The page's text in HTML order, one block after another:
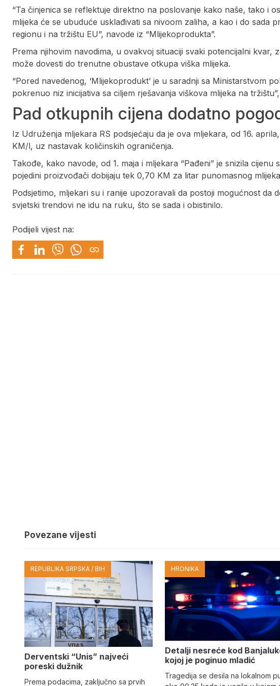
“Ta činjenica se reflektuje direktno na poslovanje kako naše, tako i
mlijeka će se ubuduće usklađivati sa nivoom zaliha, a kao i do sada
regionu i na tržištu EU”, navode iz “Mlijekoprodukta”.
Prema njihovim navodima, u ovakvoj situaciji svaki potencijalni kvar,
može dovesti do trenutne obustave otkupa viška mlijeka.
“Pored navedenog, ‘Mlijekoprodukt’ je u saradnji sa Ministarstvom
pokrenuo niz inicijativa sa ciljem rješavanja viškova mlijeka na
Pad otkupnih cijena dodatno
Iz Udruženja mljekara RS podsjećaju da je ova mljekara, od 16.
KM/l, uz nastavak količinskih ograničenja.
Takođe, kako navode, od 1. maja i mljekara “Pađeni” je snizila
pojedini proizvođači dobijaju tek 0,70 KM za litar punomasnog
Podsjetimo, mljekari su i ranije upozoravali da postoji mogućnost da
svjetski trendovi ne idu na ruku, što se sada i obistinilo.
Podijeli vijest na:
Povezane vijesti
REPUBLIKA SRPSKA / BIH
Derventski “Unis” najveći
poreski dužnik
Prema podacima, zaključno sa prvih
HRONIKA
Detalji nesreće kod
kojoj je poginuo mladić
Tragedija se desila na lokalnom